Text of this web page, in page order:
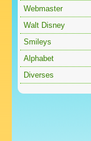
Webmaster
Walt Disney
Smileys
Alphabet
Diverses